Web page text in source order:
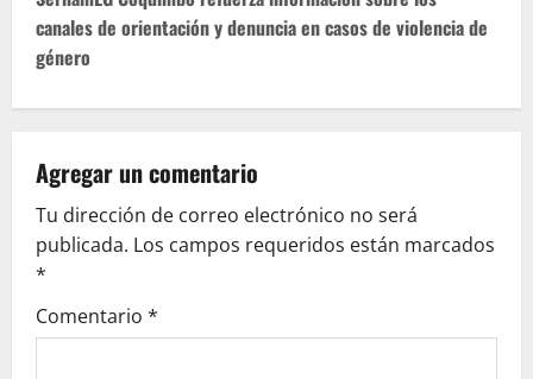
n
a
v
i
g
a
t
canales de orientación y denuncia en casos de violencia de
género
Agregar un comentario
Tu dirección de correo electrónico no será
publicada. Los campos requeridos están marcados
*
Comentario *